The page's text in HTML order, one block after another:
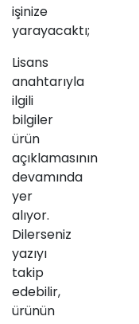
işinize
yarayacaktı;
Lisans
anahtarıyla
ilgili
bilgiler
ürün
açıklamasının
devamında
yer
alıyor.
Dilerseniz
yazıyı
takip
edebilir,
ürünün